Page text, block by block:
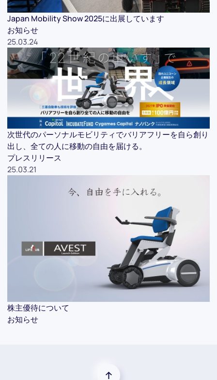
Japan Mobility Show 2025に出展しています
お知らせ
25.03.24
次世代のパーソナルモビリティでバリアフリーを自ら創り
出し、全ての人に移動の自由を届ける。
プレスリリース
25.03.21
株主優待について
お知らせ